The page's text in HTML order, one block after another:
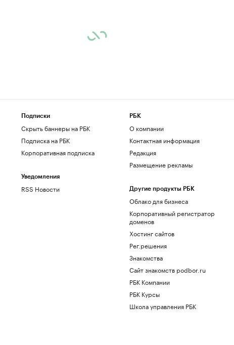
Подписки
Скрыть баннеры на РБК
Подписка на РБК
Корпоративная подписка
Уведомления
RSS Новости
РБК
О компании
Контактная информация
Редакция
Размещение рекламы
Другие продукты РБК
Облако для бизнеса
Корпоративный регистратор
доменов
Хостинг сайтов
Рег.решения
Знакомства
Сайт знакомств podbor.ru
РБК Компании
РБК Курсы
Школа управления РБК